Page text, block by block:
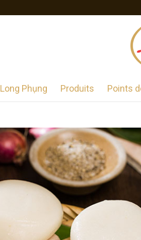
Long Phụng Produits Points